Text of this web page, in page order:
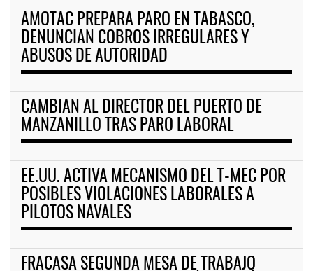
AMOTAC PREPARA PARO EN TABASCO,
DENUNCIAN COBROS IRREGULARES Y
ABUSOS DE AUTORIDAD
CAMBIAN AL DIRECTOR DEL PUERTO DE
MANZANILLO TRAS PARO LABORAL
EE.UU. ACTIVA MECANISMO DEL T-MEC POR
POSIBLES VIOLACIONES LABORALES A
PILOTOS NAVALES
FRACASA SEGUNDA MESA DE TRABAJO